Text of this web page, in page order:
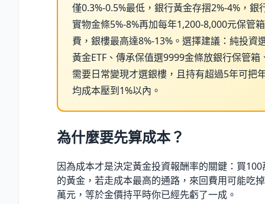
僅0.3%-0.5%最低，銀行黃金存摺2%-4%，銀
實物金條5%-8%再加每年1,200-8,000元保管箱
費，銀樓最高達8%-13%。選擇建議：純投資
黃金ETF、傳承保值選9999金條放銀行保管箱
需要日常變現才選銀樓，且持有超過5年可把
均成本壓到1%以內。
為什麼要先算成本？
因為成本才是決定黃金投資報酬率的關鍵：買100
的黃金，若走成本最高的通路，來回費用可能吃
萬元，等於金價持平時你已經先虧了一成。